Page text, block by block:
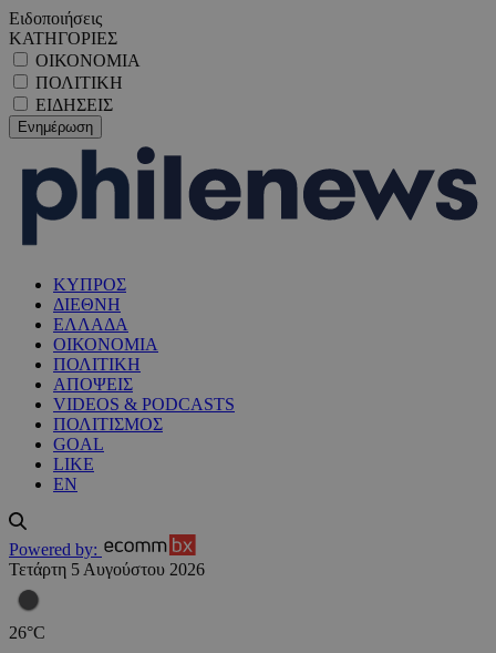
Ειδοποιήσεις
ΚΑΤΗΓΟΡΙΕΣ
ΟΙΚΟΝΟΜΙΑ
ΠΟΛΙΤΙΚΗ
ΕΙΔΗΣΕΙΣ
ΚΥΠΡΟΣ
ΔΙΕΘΝΗ
ΕΛΛΑΔΑ
ΟΙΚΟΝΟΜΙΑ
ΠΟΛΙΤΙΚΗ
ΑΠΟΨΕΙΣ
VIDEOS & PODCASTS
ΠΟΛΙΤΙΣΜΟΣ
GOAL
LIKE
EN
Powered by:
Τετάρτη 5 Αυγούστου 2026
26°C